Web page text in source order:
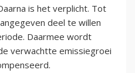
is het verplicht. Tot
deel te willen
Daarmee wordt
verwachtte emissiegroei